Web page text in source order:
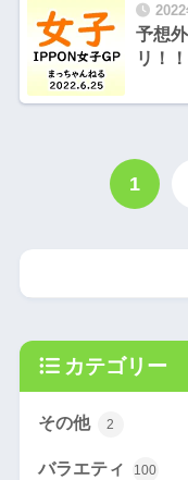
予想
リ！
1
カテゴリー
その他 2
バラエティ 100